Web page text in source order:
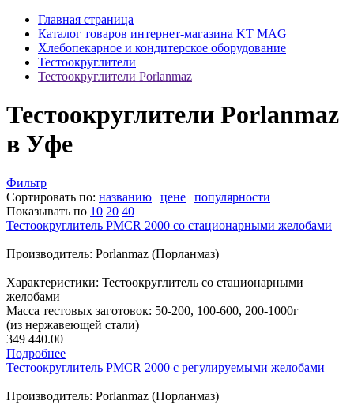
Главная страница
Каталог товаров интернет-магазина KT MAG
Хлебопекарное и кондитерское оборудование
Тестоокруглители
Тестоокруглители Porlanmaz
Тестоокруглители Porlanmaz
в Уфе
Фильтр
Сортировать по: названию | цене | популярности
Показывать по 10 20 40
Тестоокруглитель PMCR 2000 со стационарными желобами
Производитель: Porlanmaz (Порланмаз)
Характеристики: Тестоокруглитель со стационарными
желобами
Масса тестовых заготовок: 50-200, 100-600, 200-1000г
(из нержавеющей стали)
349 440.00
Подробнее
Тестоокруглитель PMCR 2000 с регулируемыми желобами
Производитель: Porlanmaz (Порланмаз)